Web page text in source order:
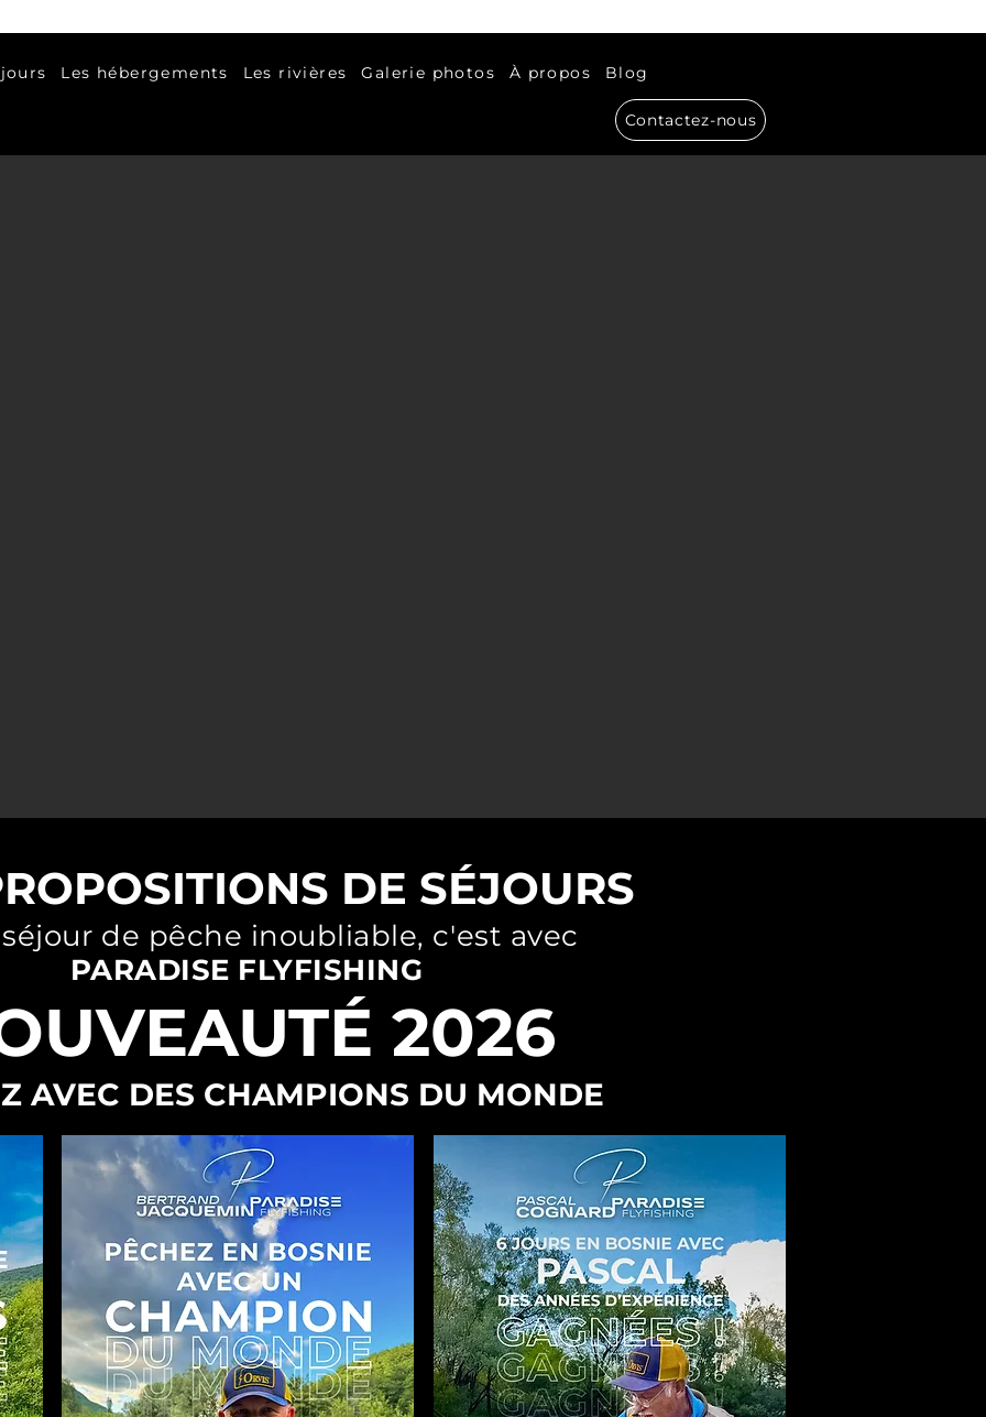
Les hébergements Les rivières Galerie photos À propos Blog
Contactez-nous
DE SÉJOURS
de pêche inoubliable, c'est avec
PARADISE FLYFISHING
2026
AVEC DES CHAMPIONS DU MONDE